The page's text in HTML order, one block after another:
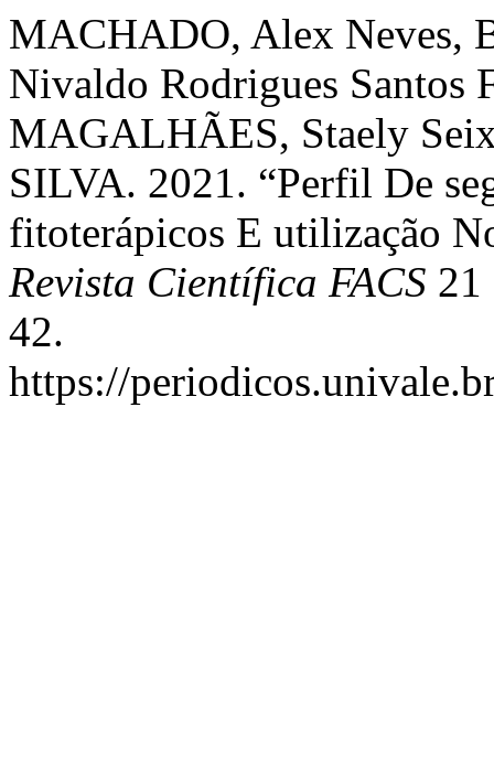
MACHADO, Alex Neves,
Nivaldo Rodrigues Santos
MAGALHÃES, Staely
SILVA. 2021. “Perfil De
fitoterápicos E utilização
Revista Científica FACS 21
42.
https://